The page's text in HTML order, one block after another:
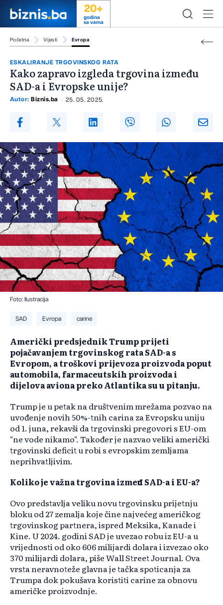
20+
godina
sa vama
Početna Vijesti Evropa
ESKALIRANJE TRGOVINSKOG RATA
Kako zapravo izgleda trgovina između
SAD-a i Evropske unije?
Autor: Biznis.ba 25. 05. 2025.
Foto: Ilustracija
SAD Evropa carine
Američki predsjednik Trump prijeti
pojačavanjem trgovinskog rata SAD-a s
Evropom, a troškovi prijevoza proizvoda poput
automobila, farmaceutskih proizvoda i
dijelova aviona preko Atlantika su u pitanju.
Trump je u petak na društvenim mrežama pozvao na
uvođenje novih 50%-tnih carina za Evropsku uniju
od 1. juna, rekavši da trgovinski pregovori s EU-om
"ne vode nikamo". Također je nazvao veliki američki
trgovinski deficit u robi s evropskim zemljama
neprihvatljivim.
Koliko je važna trgovina između SAD-a i EU-a?
Ovo predstavlja veliku novu trgovinsku prijetnju
bloku od 27 zemalja koje čine najvećeg američkog
trgovinskog partnera, ispred Meksika, Kanade i
Kine. U 2024. godini SAD je uvezao robu iz EU-a u
vrijednosti od oko 606 milijardi dolara i izvezao oko
370 milijardi dolara, piše Wall Street Journal. Ova
vrsta neravnoteže glavna je tačka spoticanja za
Trumpa dok pokušava koristiti carine za obnovu
američke proizvodnje.